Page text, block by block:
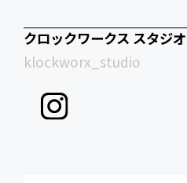
クロックワークス スタジオ
klockworx_studio